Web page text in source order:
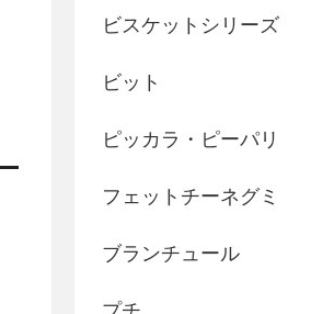
ビスケットシリーズ
ビット
ピッカラ・ピーパリ
フェットチーネグミ
ブランチュール